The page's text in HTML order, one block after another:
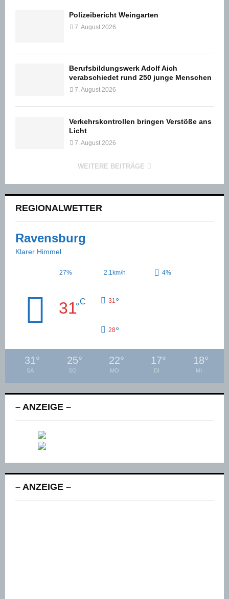
Polizeibericht Weingarten
7. August 2026
Berufsbildungswerk Adolf Aich
verabschiedet rund 250 junge Menschen
7. August 2026
Verkehrskontrollen bringen Verstöße ans
Licht
7. August 2026
WEITERE BEITRÄGE
REGIONALWETTER
Ravensburg
Klarer Himmel
27% 2.1km/h 4%
31°C 31°
28°
31°
SA
25°
SO
22°
MO
17°
DI
18°
MI
– ANZEIGE –
– ANZEIGE –